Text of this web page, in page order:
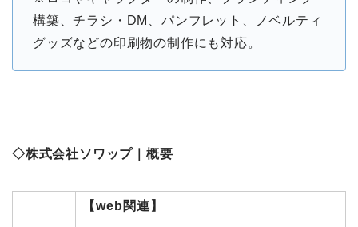
構築、チラシ・DM、パンフレット、ノベルティ
グッズなどの印刷物の制作にも対応。
◇株式会社ソワップ ｜概要
【web関連】